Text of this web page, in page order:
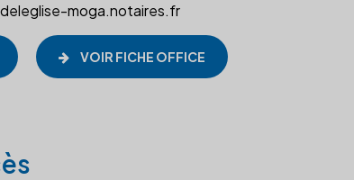
moga.notaires.fr
VOIR FICHE OFFICE